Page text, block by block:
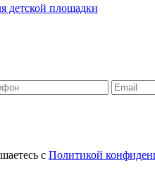
детской площадки
с Политикой